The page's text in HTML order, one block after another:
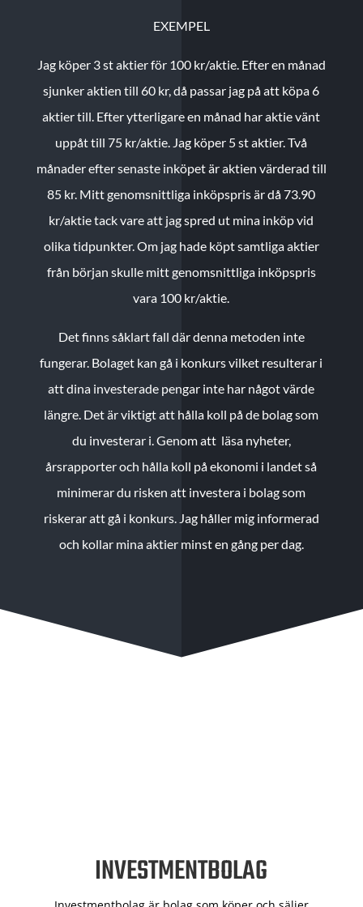
EXEMPEL
Jag köper 3 st aktier för 100 kr/aktie. Efter en månad
sjunker aktien till 60 kr, då passar jag på att köpa 6
aktier till. Efter ytterligare en månad har aktie vänt
uppåt till 75 kr/aktie. Jag köper 5 st aktier.Två
månader efter senaste inköpet är aktien värderad till
85 kr. Mitt genomsnittliga inköpspris är då 73.90
kr/aktie tack vare att jag spred ut mina inköp vid
olika tidpunkter. Om jag hade köpt samtliga aktier
från början skulle mitt genomsnittliga inköpspris
vara 100 kr/aktie.
Det finns såklart fall där denna metoden inte
fungerar. Bolaget kan gå i konkurs vilket resulterar i
att dina investerade pengar inte har något värde
längre. Det är viktigt att hålla koll på de bolag som
du investerar i. Genom att läsa nyheter,
årsrapporter och hålla koll på ekonomi i landet så
minimerar du risken att investera i bolag som
riskerar att gå i konkurs. Jag håller mig informerad
och kollar mina aktier minst en gång per dag.
INVESTMENTBOLAG